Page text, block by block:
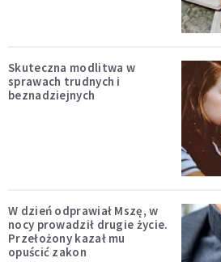
Skuteczna modlitwa w
sprawach trudnych i
beznadziejnych
W dzień odprawiał Mszę, w
nocy prowadził drugie życie.
Przełożony kazał mu
opuścić zakon